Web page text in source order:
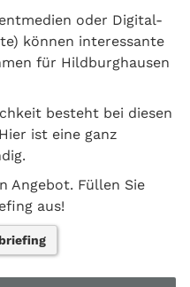
oder Digital-
können interessante
für Hildburghausen
besteht bei diesen
ist eine ganz
Angebot. Füllen Sie
aus!